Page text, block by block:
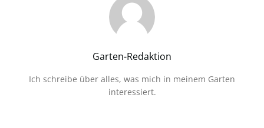
Garten-Redaktion
Ich schreibe über alles, was mich in meinem Garten
interessiert.